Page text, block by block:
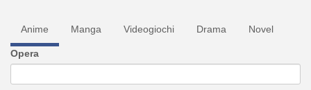
Anime Manga Videogiochi Drama Novel
Opera